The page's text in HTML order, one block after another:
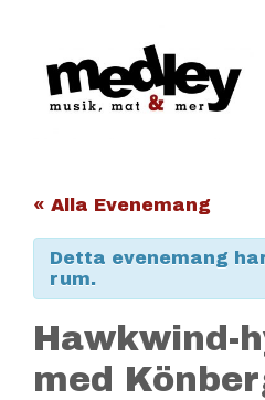
« Alla Evenemang
Detta evenemang
rum.
Hawkwind-
med